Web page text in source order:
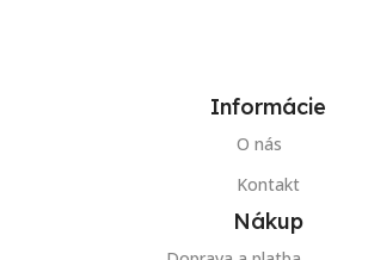
Informácie
O nás
Kontakt
Nákup